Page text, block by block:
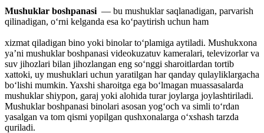
Mushuklar boshpanasi — bu mushuklar saqlanadigan, parvarish
qilinadigan, oʻrni kelganda esa koʻpaytirish uchun ham
xizmat qiladigan bino yoki binolar toʻplamiga aytiladi. Mushukxona
yaʼni mushuklar boshpanasi videokuzatuv kameralari, televizorlar va
suv jihozlari bilan jihozlangan eng soʻnggi sharoitlardan tortib
xattoki, uy mushuklari uchun yaratilgan har qanday qulayliklargacha
boʻlishi mumkin. Yaxshi sharoitga ega boʻlmagan muassasalarda
mushuklar shiypon, garaj yoki alohida turar joylarga joylashtiriladi.
Mushuklar boshpanasi binolari asosan yogʻoch va simli toʻrdan
yasalgan va tom qismi yopilgan qushxonalarga oʻxshash tarzda
quriladi.